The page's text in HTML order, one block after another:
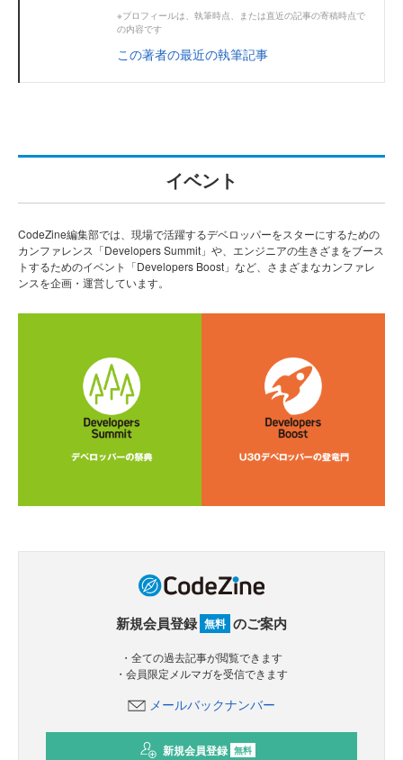
※プロフィールは、執筆時点、または直近の記事の寄稿時点で
の内容です
この著者の最近の執筆記事
イベント
CodeZine編集部では、現場で活躍するデベロッパーをスターにするための
カンファレンス「Developers Summit」や、エンジニアの生きざまをブース
トするためのイベント「Developers Boost」など、さまざまなカンファレ
ンスを企画・運営しています。
新規会員登録 無料 のご案内
・全ての過去記事が閲覧できます
・会員限定メルマガを受信できます
メールバックナンバー
新規会員登録 無料